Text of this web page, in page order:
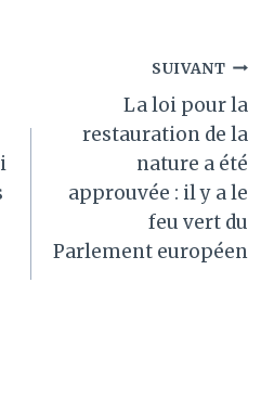
SUIVANT
La loi pour la
restauration de la
nature a été
approuvée : il y a le
feu vert du
Parlement européen